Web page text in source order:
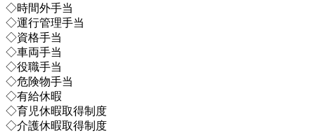
◇時間外手当
◇運行管理手当
◇資格手当
◇車両手当
◇役職手当
◇危険物手当
◇有給休暇
◇育児休暇取得制度
◇介護休暇取得制度